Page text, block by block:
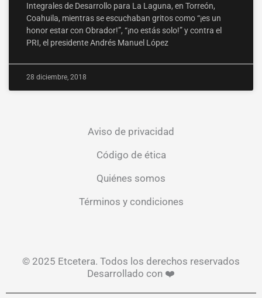
Integrales de Desarrollo para La Laguna, en Torreón,
Coahuila, mientras se escuchaban gritos como “¡es un
honor estar con Obrador!”, “¡no estás solo!” y contra el
PRI, el presidente Andrés Manuel López
28 diciembre, 2018
Aviso de privacidad
Código de ética
Quiénes somos
Términos y condiciones
© 2025 Etcetera. Todos los derechos reservados
Desarrollado con ❤️